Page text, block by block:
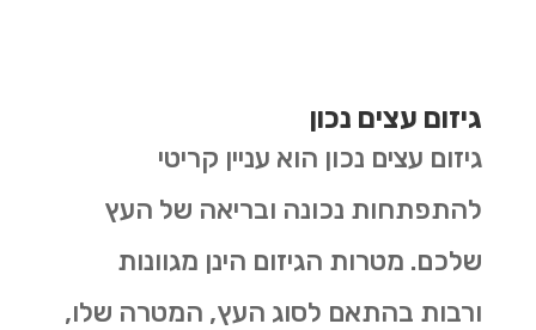
גיזום עצים נכון
גיזום עצים נכון הוא עניין קריטי
להתפתחות נכונה ובריאה של העץ
שלכם. מטרות הגיזום הינן מגוונות
ורבות בהתאם לסוג העץ, המטרה שלו,